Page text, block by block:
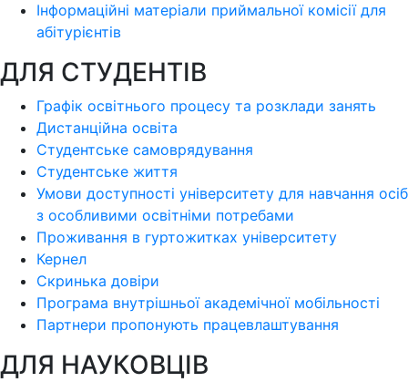
Інформаційні матеріали приймальної комісії для
абітурієнтів
ДЛЯ СТУДЕНТІВ
Графік освітнього процесу та розклади занять
Дистанційна освіта
Студентське самоврядування
Студентське життя
Умови доступності університету для навчання осіб
з особливими освітніми потребами
Проживання в гуртожитках університету
Кернел
Скринька довіри
Програма внутрішньої академічної мобільності
Партнери пропонують працевлаштування
ДЛЯ НАУКОВЦІВ